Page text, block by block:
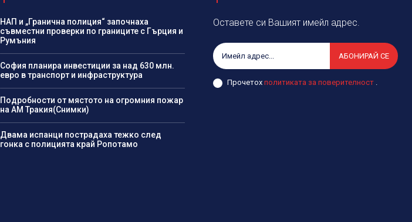
НАП и „Гранична полиция“ започнаха
съвместни проверки по границите с Гърция и
Румъния
София планира инвестиции за над 630 млн.
евро в транспорт и инфраструктура
Подробности от мястото на огромния пожар
на АМ Тракия(Снимки)
Двама испанци пострадаха тежко след
гонка с полицията край Ропотамо
Оставете си Вашият имейл адрес.
АБОНИРАЙ СЕ
Прочетохполитиката за поверителност .